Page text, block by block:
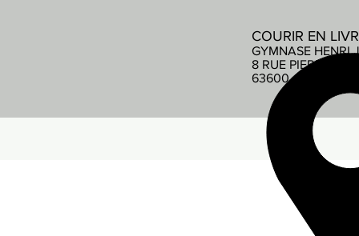
COURIR EN
GYMNASE HENRI
8 RUE PIERRE DE
63600 AMBERT